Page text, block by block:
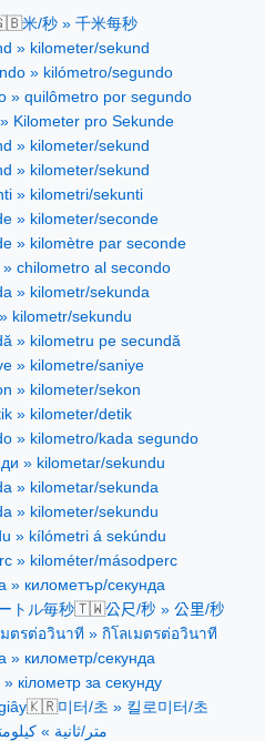
米/秒 » 千米每秒
» kilometer/sekund
» kilómetro/segundo
» quilômetro por segundo
Kilometer pro Sekunde
» kilometer/sekund
» kilometer/sekund
» kilometri/sekunti
» kilometer/seconde
» kilomètre par seconde
chilometro al secondo
» kilometr/sekunda
kilometr/sekundu
» kilometru pe secundă
» kilometre/saniye
» kilometer/sekon
» kilometer/detik
» kilometro/kada segundo
» kilometar/sekundu
» kilometar/sekunda
» kilometer/sekundu
» kílómetri á sekúndu
» kilométer/másodperc
» километър/секунда
トル毎秒🇹🇼公尺/秒 » 公里/秒
มตรต่อวินาที » กิโลเมตรต่อวินาที
» километр/секунда
кілометр за секунду
🇰🇷미터/초 » 킬로미터/초
متر/ثانية »